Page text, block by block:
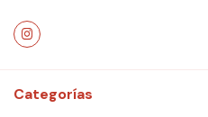
Categorías